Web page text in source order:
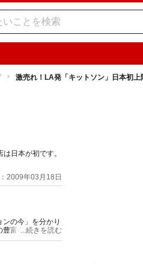
激売れ！LA発「キットソン」日本初上
日本が初です。
2009年03月18日
の今」を分かり
豊富な現場キャリ
...続きを読む